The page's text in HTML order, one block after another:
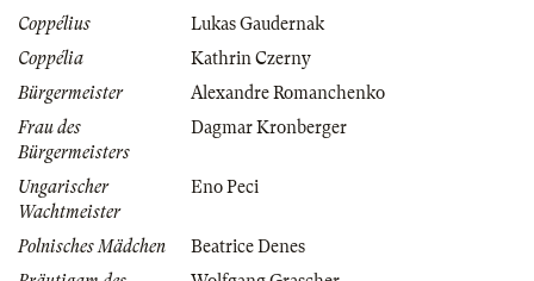
Coppélius
Lukas Gaudernak
Coppélia
Kathrin Czerny
Bürgermeister
Alexandre Romanchenko
Frau des
Bürgermeisters
Dagmar Kronberger
Ungarischer
Wachtmeister
Eno Peci
Polnisches Mädchen
Beatrice Denes